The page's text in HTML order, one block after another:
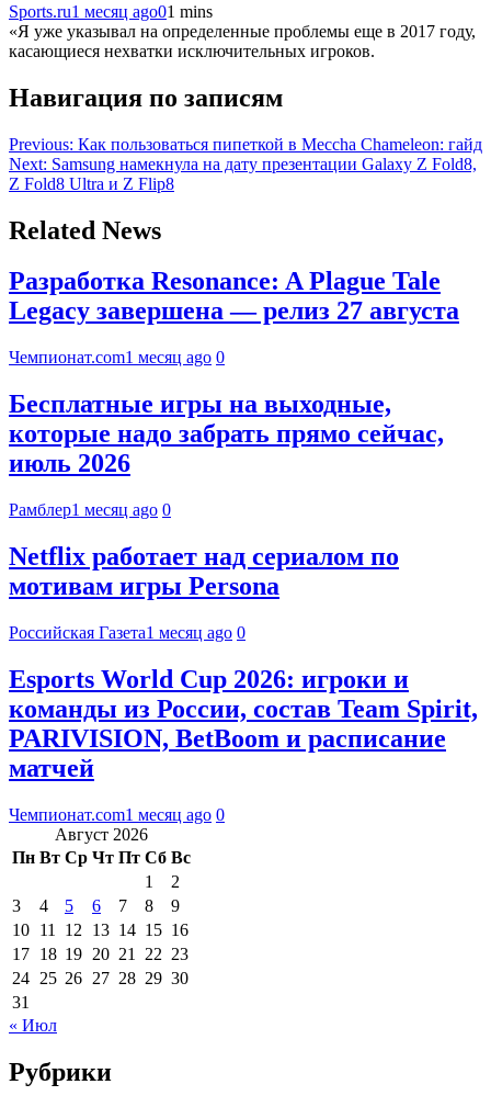
Sports.ru1 месяц ago01 mins
«Я уже указывал на определенные проблемы еще в 2017 году,
касающиеся нехватки исключительных игроков.
Навигация по записям
Previous: Как пользоваться пипеткой в Meccha Chameleon: гайд
Next: Samsung намекнула на дату презентации Galaxy Z Fold8,
Z Fold8 Ultra и Z Flip8
Related News
Разработка Resonance: A Plague Tale
Legacy завершена — релиз 27 августа
Чемпионат.com1 месяц ago 0
Бесплатные игры на выходные,
которые надо забрать прямо сейчас,
июль 2026
Рамблер1 месяц ago 0
Netflix работает над сериалом по
мотивам игры Persona
Российская Газета1 месяц ago 0
Esports World Cup 2026: игроки и
команды из России, состав Team Spirit,
PARIVISION, BetBoom и расписание
матчей
Чемпионат.com1 месяц ago 0
Август 2026
Пн Вт Ср Чт Пт Сб Вс
1
2
3
4 5 6 7 8
9
10 11 12 13 14 15 16
17 18 19 20 21 22 23
24 25 26 27 28 29 30
31
« Июл
Рубрики